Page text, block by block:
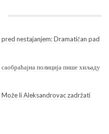
nestajanjem: Dramatičan pad
полиција пише хиљаду
li Aleksandrovac zadržati